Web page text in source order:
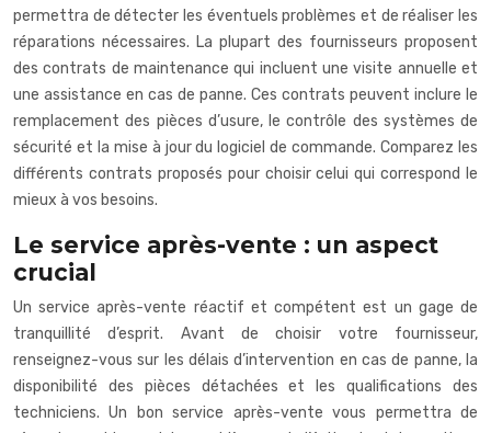
permettra de détecter les éventuels problèmes et de réaliser les
réparations nécessaires. La plupart des fournisseurs proposent
des contrats de maintenance qui incluent une visite annuelle et
une assistance en cas de panne. Ces contrats peuvent inclure le
remplacement des pièces d’usure, le contrôle des systèmes de
sécurité et la mise à jour du logiciel de commande. Comparez les
différents contrats proposés pour choisir celui qui correspond le
mieux à vos besoins.
Le service après-vente : un aspect
crucial
Un service après-vente réactif et compétent est un gage de
tranquillité d’esprit. Avant de choisir votre fournisseur,
renseignez-vous sur les délais d’intervention en cas de panne, la
disponibilité des pièces détachées et les qualifications des
techniciens. Un bon service après-vente vous permettra de